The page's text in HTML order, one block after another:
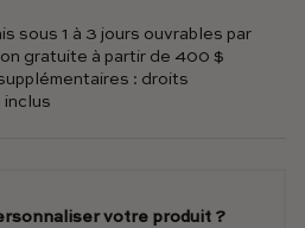
sous 1 à 3 jours ouvrables par
gratuite à partir de 400 $
: droits
inclus
votre produit ?